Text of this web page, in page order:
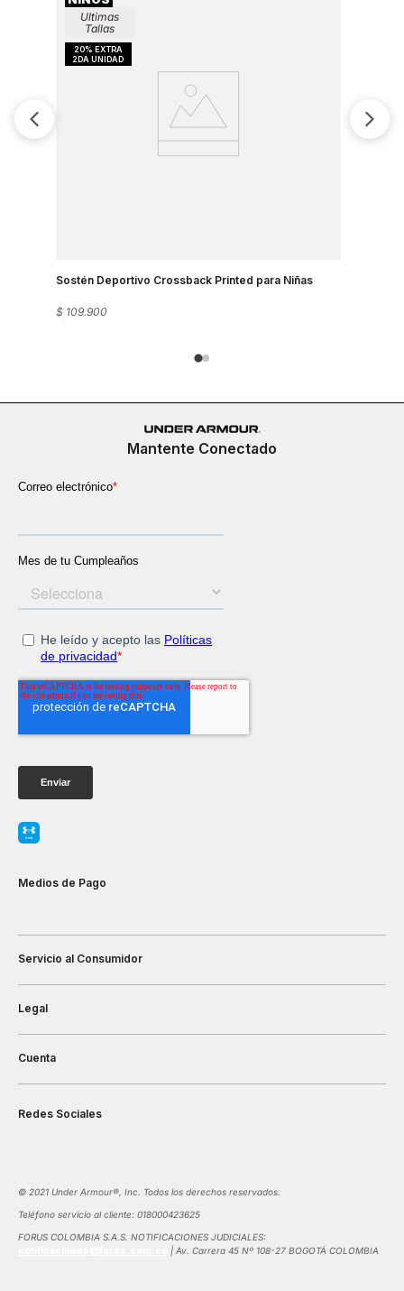
Ultimas
Tallas
Sostén Deportivo Crossback Printed para Niñas
$ 109.900
Mantente Conectado
Medios de Pago
Servicio al Consumidor
Legal
Cuenta
Redes Sociales
©️ 2021 Under Armour®️, Inc. Todos los derechos reservados.
Teléfono servicio al cliente: 018000423625
FORUS COLOMBIA S.A.S. NOTIFICACIONES JUDICIALES:
| Av. Carrera 45 Nº 108-27 BOGOTÁ COLOMBIA